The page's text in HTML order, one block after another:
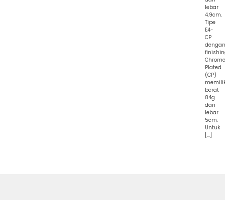
lebar
4.9cm.
Tipe
E4-
CP
dengan
Chrome
Plated
(CP)
berat
84g
dan
lebar
5cm.
Untuk
[…]